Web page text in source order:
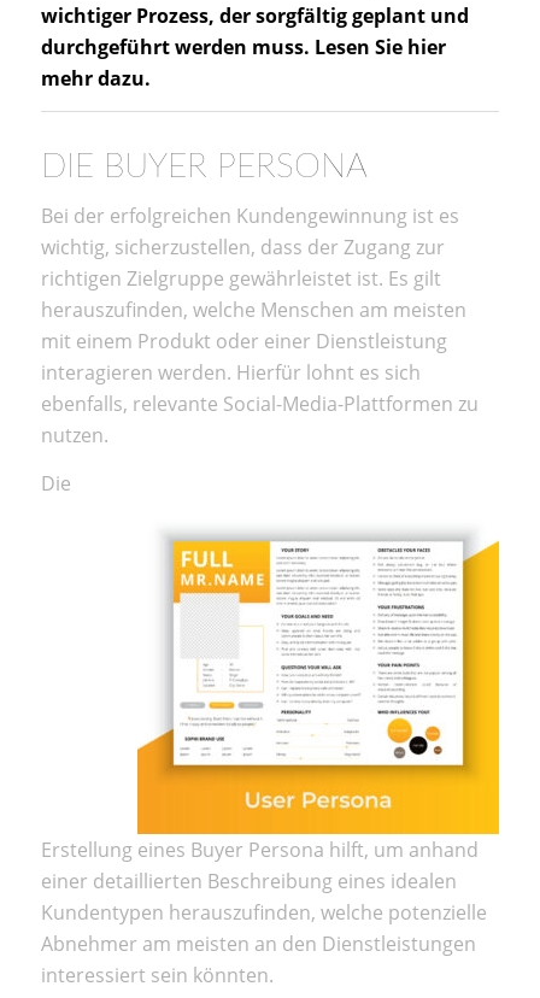
wichtiger Prozess, der sorgfältig geplant und
durchgeführt werden muss. Lesen Sie hier
mehr dazu.
DIE BUYER PERSONA
Bei der erfolgreichen Kundengewinnung ist es
wichtig, sicherzustellen, dass der Zugang zur
richtigen Zielgruppe gewährleistet ist. Es gilt
herauszufinden, welche Menschen am meisten
mit einem Produkt oder einer Dienstleistung
interagieren werden. Hierfür lohnt es sich
ebenfalls, relevante Social-Media-Plattformen zu
nutzen.
Die
Erstellung eines Buyer Persona hilft, um anhand
einer detaillierten Beschreibung eines idealen
Kundentypen herauszufinden, welche potenzielle
Abnehmer am meisten an den Dienstleistungen
interessiert sein könnten.